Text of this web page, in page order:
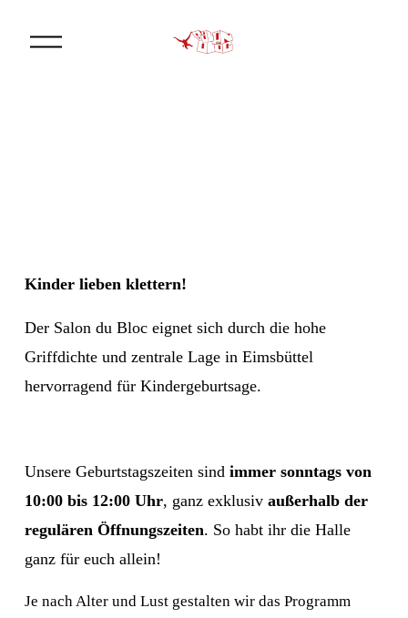
M
e
Kinder lieben klettern!
Der Salon du Bloc eignet sich durch die hohe
Griffdichte und zentrale Lage in Eimsbüttel
hervorragend für Kindergeburtsage.
Unsere Geburtstagszeiten sind immer sonntags von
10:00 bis 12:00 Uhr, ganz exklusiv außerhalb der
regulären Öffnungszeiten. So habt ihr die Halle
ganz für euch allein!
Je nach Alter und Lust gestalten wir das Programm